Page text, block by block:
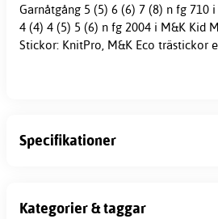
Garnåtgång 5 (5) 6 (6) 7 (8) n fg 710
4 (4) 4 (5) 5 (6) n fg 2004 i M&K Kid
Stickor: KnitPro, M&K Eco trästickor
Specifikationer
Kategorier & taggar